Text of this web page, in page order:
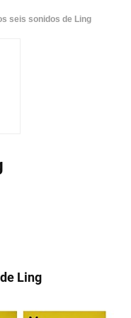
seis sonidos de Ling
Ling